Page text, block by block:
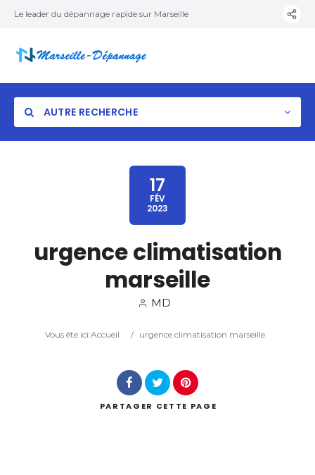
Le leader du dépannage rapide sur Marseille
AUTRE RECHERCHE
Recherche
17
FÉV
2023
urgence climatisation
marseille
MD
Vous ête ici:Accueil / urgence climatisation marseille
PARTAGER CETTE PAGE